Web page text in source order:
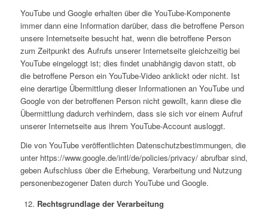
YouTube und Google erhalten über die YouTube-Komponente
immer dann eine Information darüber, dass die betroffene Person
unsere Internetseite besucht hat, wenn die betroffene Person
zum Zeitpunkt des Aufrufs unserer Internetseite gleichzeitig bei
YouTube eingeloggt ist; dies findet unabhängig davon statt, ob
die betroffene Person ein YouTube-Video anklickt oder nicht. Ist
eine derartige Übermittlung dieser Informationen an YouTube und
Google von der betroffenen Person nicht gewollt, kann diese die
Übermittlung dadurch verhindern, dass sie sich vor einem Aufruf
unserer Internetseite aus ihrem YouTube-Account ausloggt.
Die von YouTube veröffentlichten Datenschutzbestimmungen, die
unter https://www.google.de/intl/de/policies/privacy/ abrufbar sind,
geben Aufschluss über die Erhebung, Verarbeitung und Nutzung
personenbezogener Daten durch YouTube und Google.
Rechtsgrundlage der Verarbeitung